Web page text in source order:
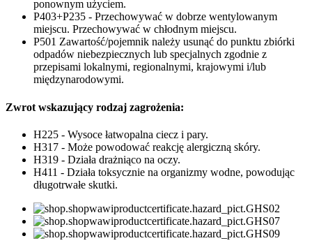
ponownym użyciem.
P403+P235 - Przechowywać w dobrze wentylowanym
miejscu. Przechowywać w chłodnym miejscu.
P501 Zawartość/pojemnik należy usunąć do punktu zbiórki
odpadów niebezpiecznych lub specjalnych zgodnie z
przepisami lokalnymi, regionalnymi, krajowymi i/lub
międzynarodowymi.
Zwrot wskazujący rodzaj zagrożenia:
H225 - Wysoce łatwopalna ciecz i pary.
H317 - Może powodować reakcję alergiczną skóry.
H319 - Działa drażniąco na oczy.
H411 - Działa toksycznie na organizmy wodne, powodując
długotrwałe skutki.